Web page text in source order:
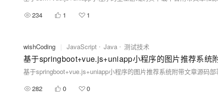
234
1 1
wishCoding | JavaScript Java 测试技术
基于springboot+vue.js+uniapp小程序的图片推荐系统
基于springboot+vue.js+uniapp小程序的图片推荐系统附带文章源码
282
0 0